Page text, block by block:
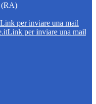
(RA)
Link per inviare una mail
Link per inviare una mail